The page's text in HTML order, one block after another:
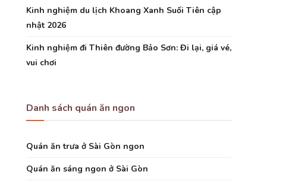
Kinh nghiệm du lịch Khoang Xanh Suối Tiên cập
nhật 2026
Kinh nghiệm đi Thiên đường Bảo Sơn: Đi lại, giá vé,
vui chơi
Danh sách quán ăn ngon
Quán ăn trưa ở Sài Gòn ngon
Quán ăn sáng ngon ở Sài Gòn